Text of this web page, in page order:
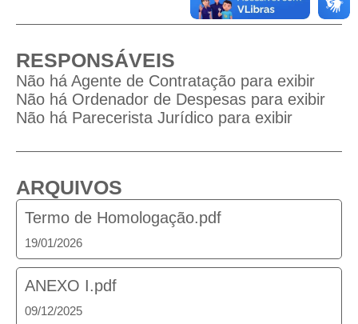
RESPONSÁVEIS
Não há Agente de Contratação para exibir
Não há Ordenador de Despesas para exibir
Não há Parecerista Jurídico para exibir
ARQUIVOS
Termo de Homologação.pdf
19/01/2026
ANEXO I.pdf
09/12/2025